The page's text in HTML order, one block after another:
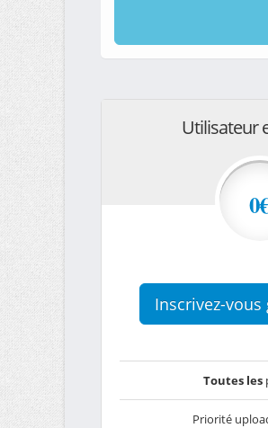
Utilisateur
Inscrivez-
Toutes les
Priorité